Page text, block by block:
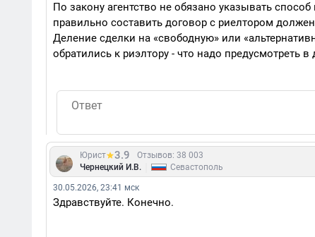
По закону агентство не обязано указывать
правильно составить договор с риелтором
Деление сделки на «свободную» или
обратились к риэлтору - что надо предусмотреть
Юрист 3.9
Отзывов: 38 003
Чернецкий И.В.
Севастополь
30.05.2026, 23:41 мск
Здравствуйте. Конечно.